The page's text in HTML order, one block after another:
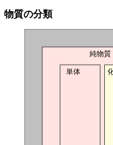
物質の分類
純物質
単体